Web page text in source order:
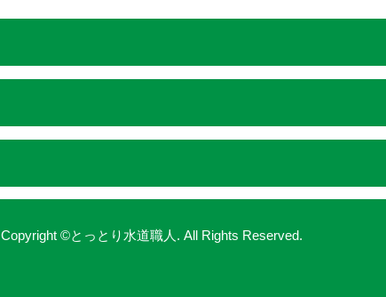
Copyright ©とっとり水道職人. All Rights Reserved.